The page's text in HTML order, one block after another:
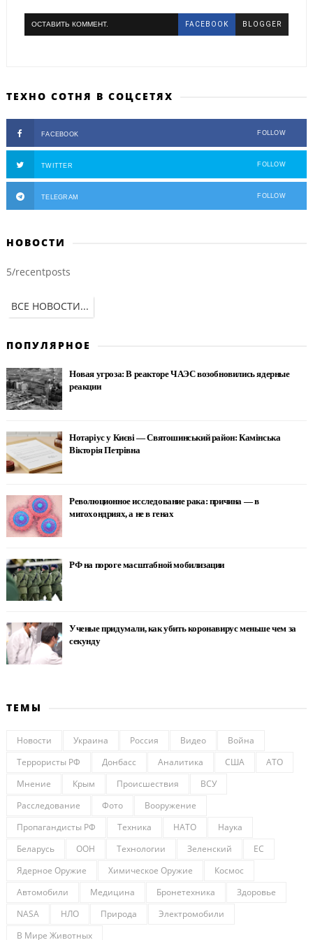
ОСТАВИТЬ КОММЕНТ. FACEBOOK BLOGGER
ТЕХНО СОТНЯ В СОЦСЕТЯХ
FACEBOOK FOLLOW
TWITTER FOLLOW
TELEGRAM FOLLOW
НОВОСТИ
5/recentposts
ВСЕ НОВОСТИ...
ПОПУЛЯРНОЕ
Новая угроза: В реакторе ЧАЭС возобновились ядерные
реакции
Нотаріус у Києві — Святошинський район: Камінська
Вікторія Петрівна
Революционное исследование рака: причина — в
митохондриях, а не в генах
РФ на пороге масштабной мобилизации
Ученые придумали, как убить коронавирус меньше чем за
секунду
ТЕМЫ
Новости Украина Россия Видео
Война
Террористы РФ
Донбасс Аналитика США
АТО
Мнение
Крым Происшествия
ВСУ
Расследование
Фото
Вооружение
Пропагандисты РФ
Техника НАТО
Наука
Беларусь
ООН Технологии Зеленский
ЕС
Ядерное Оружие
Химическое Оружие
Космос
Автомобили
Медицина Бронетехника
Здоровье
NASA
НЛО Природа
Электромобили
В Мире Животных